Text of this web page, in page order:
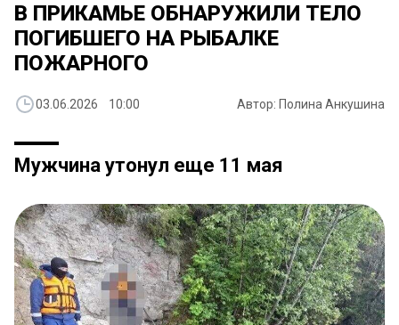
​В ПРИКАМЬЕ ОБНАРУЖИЛИ ТЕЛО
ПОГИБШЕГО НА РЫБАЛКЕ
ПОЖАРНОГО
03.06.2026 10:00 Автор: Полина Анкушина
Мужчина утонул еще 11 мая